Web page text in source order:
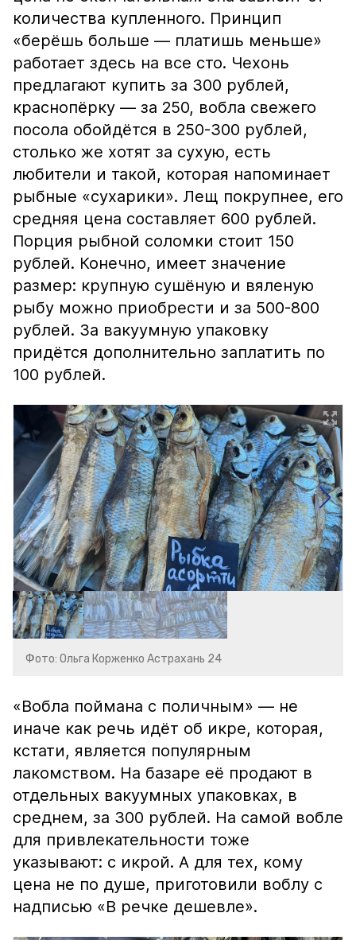
количества купленного. Принцип
«берёшь больше — платишь меньше»
работает здесь на все сто. Чехонь
предлагают купить за 300 рублей,
краснопёрку — за 250, вобла свежего
посола обойдётся в 250-300 рублей,
столько же хотят за сухую, есть
любители и такой, которая напоминает
рыбные «сухарики». Лещ покрупнее, его
средняя цена составляет 600 рублей.
Порция рыбной соломки стоит 150
рублей. Конечно, имеет значение
размер: крупную сушёную и вяленую
рыбу можно приобрести и за 500-800
рублей. За вакуумную упаковку
придётся дополнительно заплатить по
100 рублей.
Фото: Ольга Корженко Астрахань 24
«Вобла поймана с поличным» — не
иначе как речь идёт об икре, которая,
кстати, является популярным
лакомством. На базаре её продают в
отдельных вакуумных упаковках, в
среднем, за 300 рублей. На самой вобле
для привлекательности тоже
указывают: с икрой. А для тех, кому
цена не по душе, приготовили воблу с
надписью «В речке дешевле».